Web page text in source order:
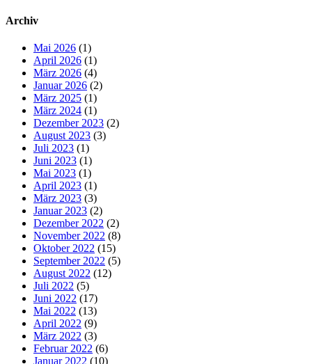
Archiv
Mai 2026 (1)
April 2026 (1)
März 2026 (4)
Januar 2026 (2)
März 2025 (1)
März 2024 (1)
Dezember 2023 (2)
August 2023 (3)
Juli 2023 (1)
Juni 2023 (1)
Mai 2023 (1)
April 2023 (1)
März 2023 (3)
Januar 2023 (2)
Dezember 2022 (2)
November 2022 (8)
Oktober 2022 (15)
September 2022 (5)
August 2022 (12)
Juli 2022 (5)
Juni 2022 (17)
Mai 2022 (13)
April 2022 (9)
März 2022 (3)
Februar 2022 (6)
Januar 2022 (10)